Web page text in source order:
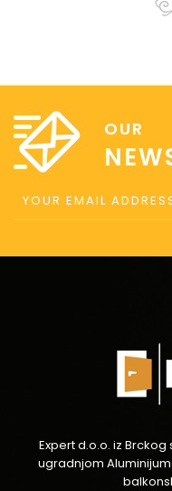
OUR
Expert d.o.o. iz
ugradnjom